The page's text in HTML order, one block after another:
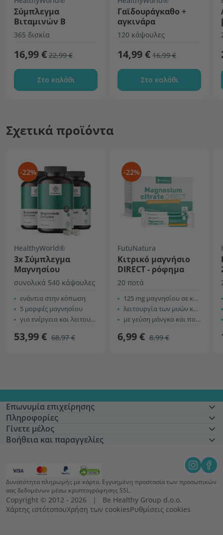
Σύμπλεγμα
Βιταμινών Β
365 δισκία
16,99 € 22,99 €
Στο καλάθι
Γαϊδουράγκαθο +
αγκινάρα
120 κάψουλες
14,99 € 16,99 €
Στο καλάθι
Σχετικά προϊόντα
-22%
HealthyWorld®
3x Σύμπλεγμα
Μαγνησίου
συνολικά 540 κάψουλες
ενάντια στην κόπωση
5 μορφές μαγνησίου
για ενέργεια και λειτουργία των μυών
53,99 € 68,97 €
-22%
FutuNatura
Κιτρικό μαγνήσιο
DIRECT - ρόφημα
20 ποτά
125 mg μαγνησίου σε κάθε ρόφημα
λειτουργία των μυών και αύξηση της ενέργειας
με γεύση μάνγκο και πορτοκάλι
6,99 € 8,99 €
Επωνυμία επιχείρησης
Πληροφορίες
Γίνετε μέλος
Βοήθεια και παραγγελίες
Δυνατότητα πληρωμής με κάρτα. Εγγυημένη προστασία των προσωπικών
σας δεδομένων μέσω κρυπτογράφησης SSL.
Copyright © 2012 - 2026   |   Be Healthy Group d.o.o.
Χάρτης ιστότοπουΧρήση των cookiesΡυθμίσεις cookies